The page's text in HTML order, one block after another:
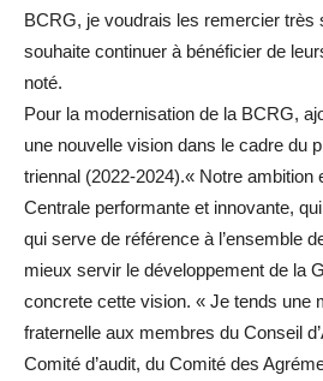
BCRG, je voudrais les remercier très
souhaite continuer à bénéficier de
noté.
Pour la modernisation de la BCRG,
une nouvelle vision dans le cadre du
triennal (2022-2024).« Notre ambition
Centrale performante et innovante,
qui serve de référence à l’ensemble
mieux servir le développement de la
concrete cette vision. « Je tends une
fraternelle aux membres du Conseil
Comité d’audit, du Comité des